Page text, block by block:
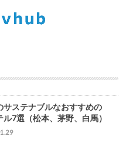
サステナブルなおすすめの
ル7選（松本、茅野、白馬）